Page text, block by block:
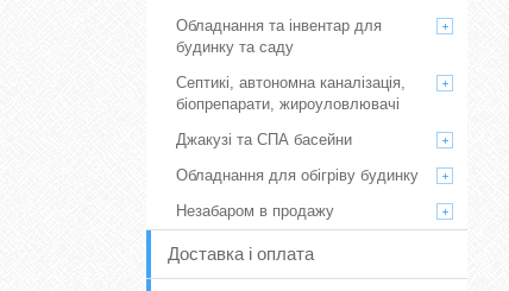
Обладнання та інвентар для
будинку та саду
Септикі, автономна каналізація,
біопрепарати, жироуловлювачі
Джакузі та СПА басейни
Обладнання для обігріву будинку
Незабаром в продажу
Доставка і оплата